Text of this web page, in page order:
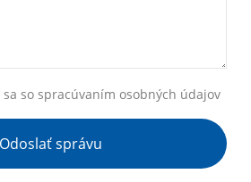
so spracúvaním osobných údajov
Odoslať správu